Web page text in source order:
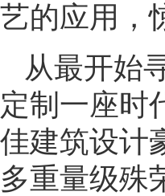
艺的应用，
从最开始
定制一座时
佳建筑设计
多重量级殊